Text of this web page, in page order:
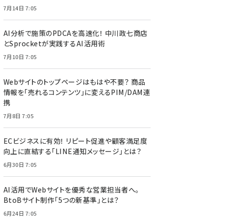
7月14日 7:05
AI分析で施策のPDCAを高速化！ 中川政七商店
とSprocketが実践するAI活用術
7月10日 7:05
Webサイトのトップページはもはや不要？ 商品
情報を「売れるコンテンツ」に変えるPIM/DAM連
携
7月8日 7:05
ECビジネスに有効！ リピート促進や顧客満足度
向上に直結する「LINE通知メッセージ」とは？
6月30日 7:05
AI活用でWebサイトを優秀な営業担当者へ。
BtoBサイト制作「5つの新基準」とは？
6月24日 7:05